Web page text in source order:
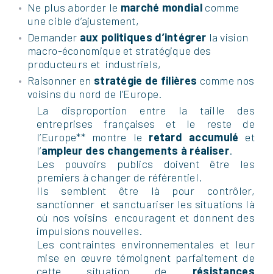
Ne plus aborder le marché mondial comme
une cible d’ajustement,
Demander aux politiques d’intégrer la vision
macro-économique et stratégique des
producteurs et industriels,
Raisonner en stratégie de filières comme nos
voisins du nord de l’Europe.
La disproportion entre la taille des
entreprises françaises et le reste de
l’Europe** montre le retard accumulé et
l’ampleur des changements à réaliser.
Les pouvoirs publics doivent être les
premiers à changer de référentiel.
Ils semblent être là pour contrôler,
sanctionner et sanctuariser les situations là
où nos voisins encouragent et donnent des
impulsions nouvelles.
Les contraintes environnementales et leur
mise en œuvre témoignent parfaitement de
cette situation de résistances